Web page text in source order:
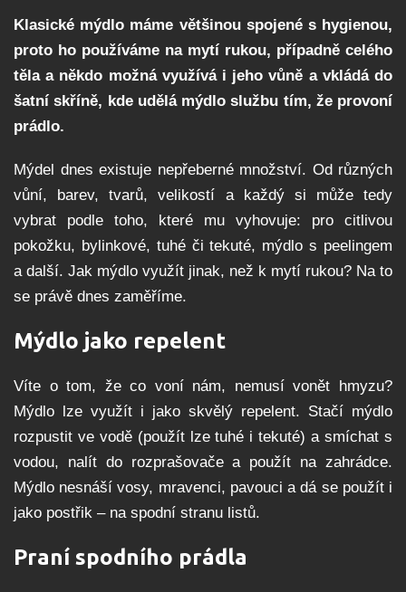
Klasické mýdlo máme většinou spojené s hygienou,
proto ho používáme na mytí rukou, případně celého
těla a někdo možná využívá i jeho vůně a vkládá do
šatní skříně, kde udělá mýdlo službu tím, že provoní
prádlo.
Mýdel dnes existuje nepřeberné množství. Od různých
vůní, barev, tvarů, velikostí a každý si může tedy
vybrat podle toho, které mu vyhovuje: pro citlivou
pokožku, bylinkové, tuhé či tekuté, mýdlo s peelingem
a další. Jak mýdlo využít jinak, než k mytí rukou? Na to
se právě dnes zaměříme.
Mýdlo jako repelent
Víte o tom, že co voní nám, nemusí vonět hmyzu?
Mýdlo lze využít i jako skvělý repelent. Stačí mýdlo
rozpustit ve vodě (použít lze tuhé i tekuté) a smíchat s
vodou, nalít do rozprašovače a použít na zahrádce.
Mýdlo nesnáší vosy, mravenci, pavouci a dá se použít i
jako postřik – na spodní stranu listů.
Praní spodního prádla